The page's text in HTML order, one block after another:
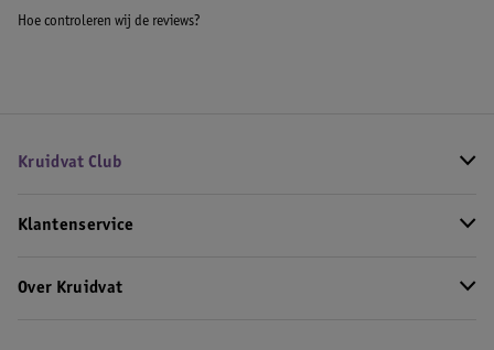
Hoe controleren wij de reviews?
Kruidvat Club
Klantenservice
Over Kruidvat